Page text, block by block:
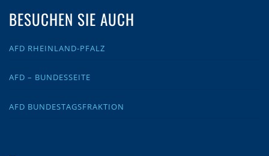
BESUCHEN SIE AUCH
AFD RHEINLAND-PFALZ
AFD – BUNDESSEITE
AFD BUNDESTAGSFRAKTION